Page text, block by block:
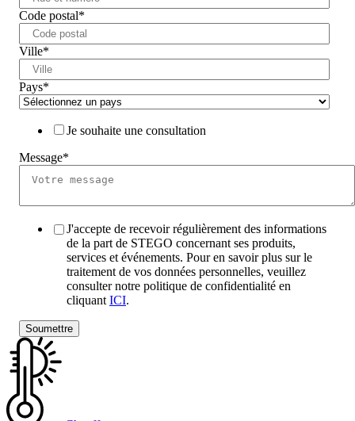
Code postal*
Ville*
Pays*
Je souhaite une consultation
Message*
J'accepte de recevoir régulièrement des informations
de la part de STEGO concernant ses produits,
services et événements. Pour en savoir plus sur le
traitement de vos données personnelles, veuillez
consulter notre politique de confidentialité en
cliquant ICI.